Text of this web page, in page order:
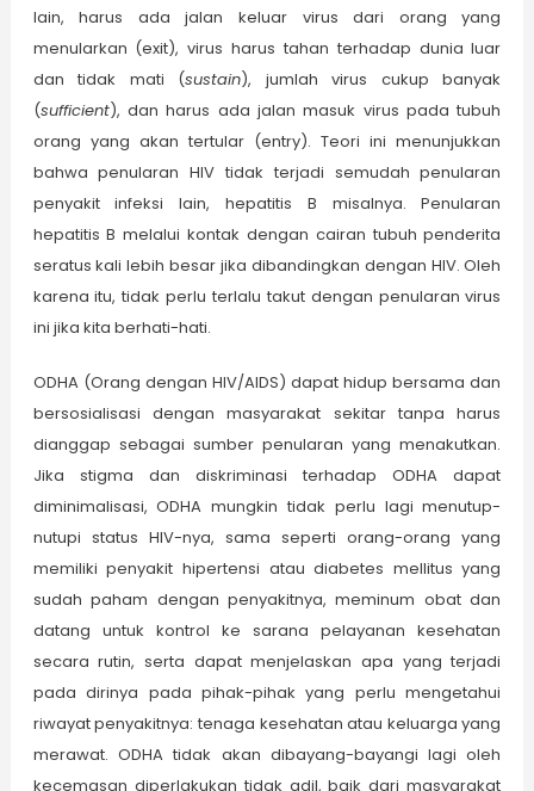
lain, harus ada jalan keluar virus dari orang yang
menularkan (exit), virus harus tahan terhadap dunia luar
dan tidak mati (sustain), jumlah virus cukup banyak
(sufficient), dan harus ada jalan masuk virus pada tubuh
orang yang akan tertular (entry). Teori ini menunjukkan
bahwa penularan HIV tidak terjadi semudah penularan
penyakit infeksi lain, hepatitis B misalnya. Penularan
hepatitis B melalui kontak dengan cairan tubuh penderita
seratus kali lebih besar jika dibandingkan dengan HIV. Oleh
karena itu, tidak perlu terlalu takut dengan penularan virus
ini jika kita berhati-hati.
ODHA (Orang dengan HIV/AIDS) dapat hidup bersama dan
bersosialisasi dengan masyarakat sekitar tanpa harus
dianggap sebagai sumber penularan yang menakutkan.
Jika stigma dan diskriminasi terhadap ODHA dapat
diminimalisasi, ODHA mungkin tidak perlu lagi menutup-
nutupi status HIV-nya, sama seperti orang-orang yang
memiliki penyakit hipertensi atau diabetes mellitus yang
sudah paham dengan penyakitnya, meminum obat dan
datang untuk kontrol ke sarana pelayanan kesehatan
secara rutin, serta dapat menjelaskan apa yang terjadi
pada dirinya pada pihak-pihak yang perlu mengetahui
riwayat penyakitnya: tenaga kesehatan atau keluarga yang
merawat. ODHA tidak akan dibayang-bayangi lagi oleh
kecemasan diperlakukan tidak adil, baik dari masyarakat